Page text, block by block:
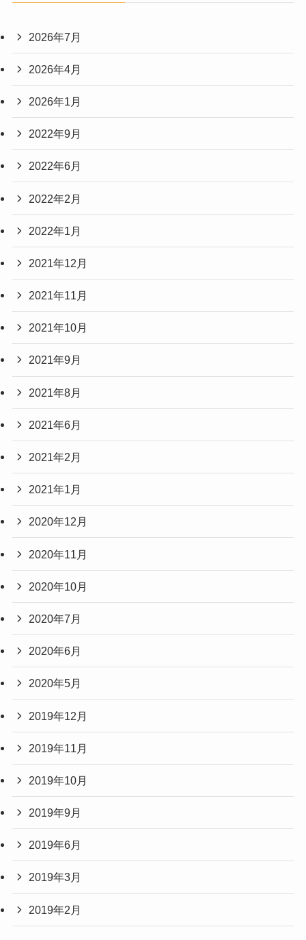
2026年7月
2026年4月
2026年1月
2022年9月
2022年6月
2022年2月
2022年1月
2021年12月
2021年11月
2021年10月
2021年9月
2021年8月
2021年6月
2021年2月
2021年1月
2020年12月
2020年11月
2020年10月
2020年7月
2020年6月
2020年5月
2019年12月
2019年11月
2019年10月
2019年9月
2019年6月
2019年3月
2019年2月